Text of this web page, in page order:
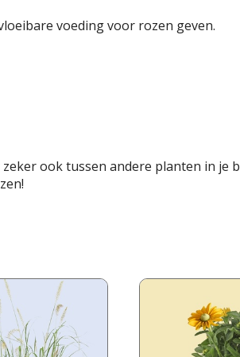
voeding voor rozen geven.
ook tussen andere planten in je